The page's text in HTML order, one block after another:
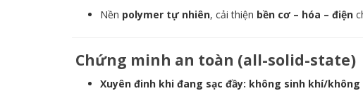
Nền polymer tự nhiên, cải thiện bền cơ – hóa – điện
Chứng minh an toàn (all-solid-state)
Xuyên đinh khi đang sạc đầy: không sinh khí/